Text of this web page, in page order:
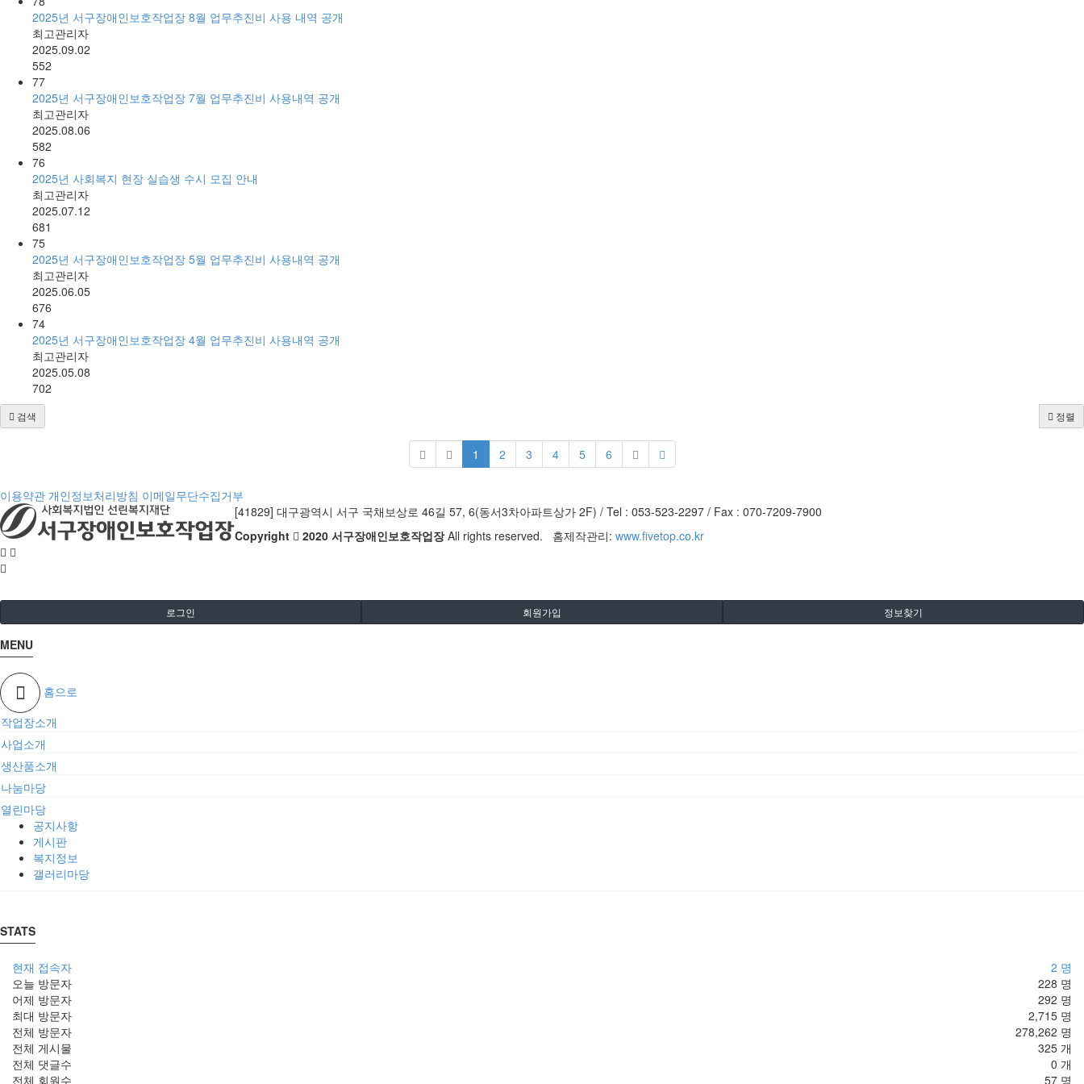
2025년 서구장애인보호작업장 8월 업무추진비 사용 내역 공개
최고관리자
2025.09.02
552
77
2025년 서구장애인보호작업장 7월 업무추진비 사용내역 공개
최고관리자
2025.08.06
582
76
2025년 사회복지 현장 실습생 수시 모집 안내
최고관리자
2025.07.12
681
75
2025년 서구장애인보호작업장 5월 업무추진비 사용내역 공개
최고관리자
2025.06.05
676
74
2025년 서구장애인보호작업장 4월 업무추진비 사용내역 공개
최고관리자
2025.05.08
702
정렬
검색
1 2 3 4 5 6
이용약관 개인정보처리방침 이메일무단수집거부
[41829] 대구광역시 서구 국채보상로 46길 57, 6(동서3차아파트상가 2F) / Tel : 053-523-2297 / Fax : 070-7209-7900
Copyright
2020 서구장애인보호작업장All rights reserved. 홈제작관리: www.fivetop.co.kr
로그인 회원가입 정보찾기
MENU
홈으로
작업장소개
사업소개
생산품소개
나눔마당
열린마당
공지사항
게시판
복지정보
갤러리마당
STATS
2 명
현재 접속자
228 명
오늘 방문자
292 명
어제 방문자
2,715 명
최대 방문자
278,262 명
전체 방문자
325 개
전체 게시물
0 개
전체 댓글수
57 명
전체 회원수